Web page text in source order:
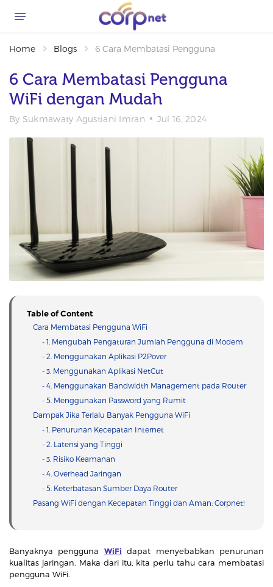
Home Blogs 6 Cara Membatasi Pengguna WiFi
6 Cara Membatasi Pengguna
WiFi dengan Mudah
By Sukmawaty Agustiani Imran Jul 16, 2024
Table of Content
Cara Membatasi Pengguna WiFi
- 1. Mengubah Pengaturan Jumlah Pengguna di Modem
- 2. Menggunakan Aplikasi P2Pover
- 3. Menggunakan Aplikasi NetCut
- 4. Menggunakan Bandwidth Management pada Router
- 5. Menggunakan Password yang Rumit
Dampak Jika Terlalu Banyak Pengguna WiFi
- 1. Penurunan Kecepatan Internet
- 2. Latensi yang Tinggi
- 3. Risiko Keamanan
- 4. Overhead Jaringan
- 5. Keterbatasan Sumber Daya Router
Pasang WiFi dengan Kecepatan Tinggi dan Aman: Corpnet!
Banyaknya pengguna WiFi dapat menyebabkan penurunan
kualitas jaringan. Maka dari itu, kita perlu tahu cara membatasi
pengguna WiFi.